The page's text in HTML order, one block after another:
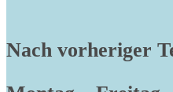
Nach vorheriger